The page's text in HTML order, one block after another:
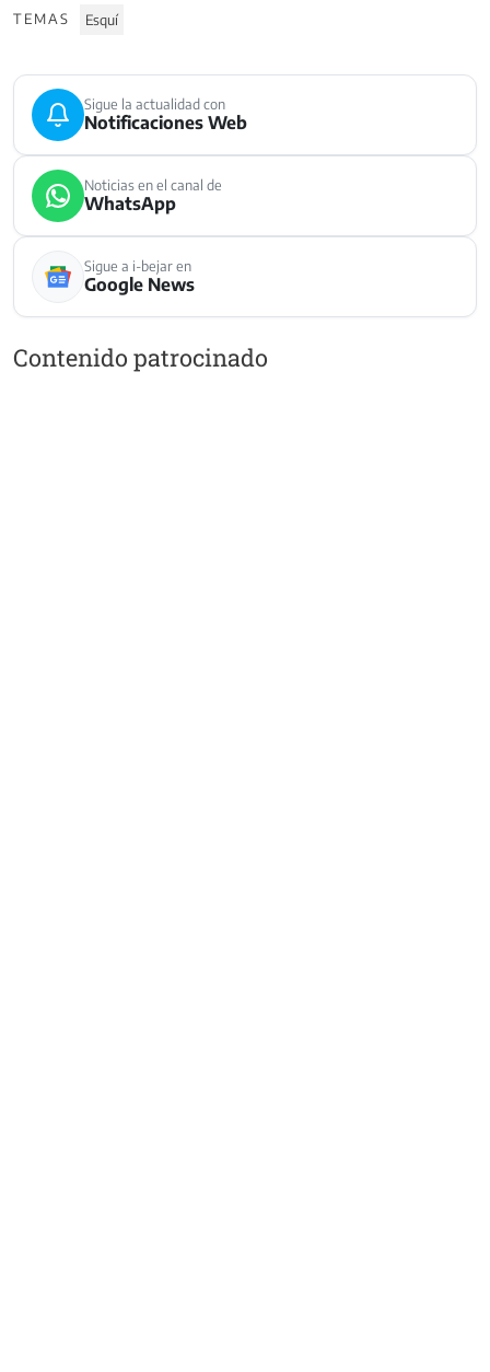
TEMAS Esquí
Sigue la actualidad con
Notificaciones Web
Noticias en el canal de
WhatsApp
Sigue a i-bejar en
Google News
Contenido patrocinado